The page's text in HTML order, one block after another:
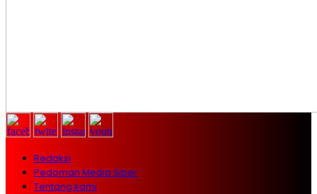
Redaksi
Pedoman Media Siber
Tentang kami